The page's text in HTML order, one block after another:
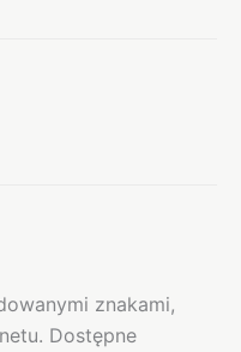
znakami,
Dostępne